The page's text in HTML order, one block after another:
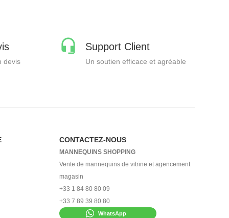
devis
Support Client
Un soutien efficace et agréable
CONTACTEZ-NOUS
MANNEQUINS SHOPPING
Vente de mannequins de vitrine et agencement
magasin
+33 1 84 80 80 09
+33 7 89 39 80 80
WhatsApp